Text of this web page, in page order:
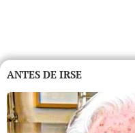
ANTES DE IRSE